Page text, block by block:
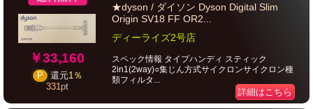
￥33,160
P 還元1％
331pt
★dyson / ダイソン Dyson Digital Slim
Origin SV18 FF OR2...
ディーライズ2号店
スペック情報 タイプハンディ スティック
2in1(2way)○集じん方式サイクロンサイクロン種
類フィルタ...
詳細はこちら